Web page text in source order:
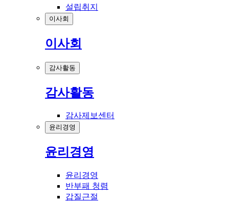
설립취지
이사회
이사회
감사활동
감사활동
감사제보센터
윤리경영
윤리경영
윤리경영
반부패 청렴
갑질근절